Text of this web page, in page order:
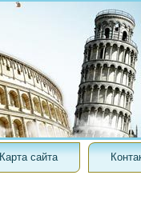
Карта сайта